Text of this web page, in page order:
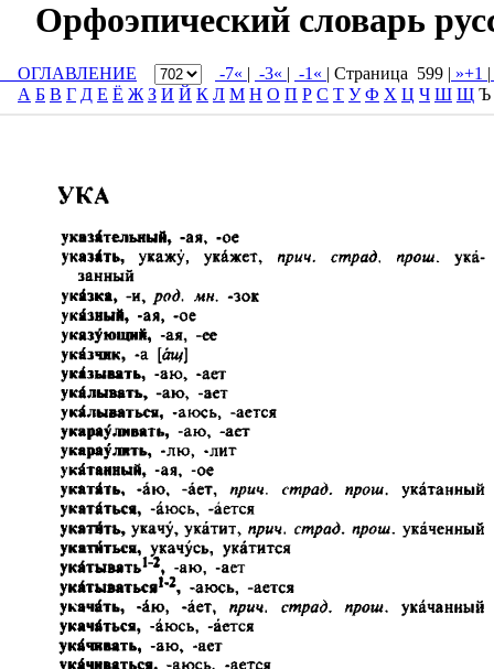
Орфоэпический словарь
ОГЛАВЛЕНИЕ -7« | -3« | -1« | Cтраница 599 | »+1 |
А Б В Г Д Е Ё Ж З И Й К Л М Н О П Р С Т У Ф Х Ц Ч Ш Щ